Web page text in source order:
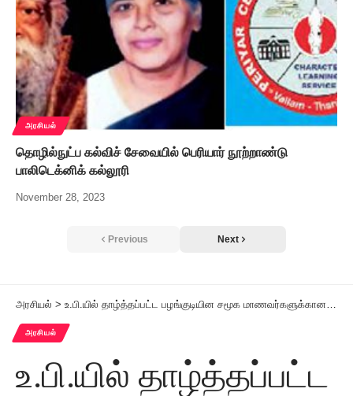
அரசியல்
தொழில்நுட்ப கல்விச் சேவையில் பெரியார் நூற்றாண்டு
பாலிடெக்னிக் கல்லூரி
November 28, 2023
Previous Next
அரசியல் > உ.பி.யில் தாழ்த்தப்பட்ட பழங்குடியின சமூக மாணவர்களுக்கான இலவசப் பாடப் புத்தகங்கள் டன் டன்னாக பழைய பேப்பர் கடைக்கு விற்கப்பட்டுள்ளன
அரசியல்
உ.பி.யில் தாழ்த்தப்பட்ட